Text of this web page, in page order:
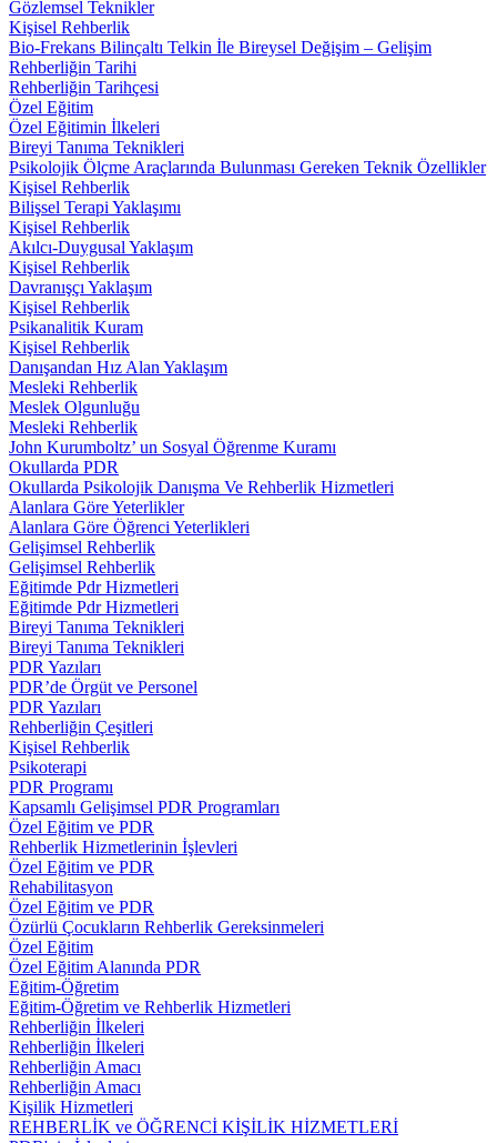
Gözlemsel Teknikler
Kişisel Rehberlik
Bio-Frekans Bilinçaltı Telkin İle Bireysel Değişim – Gelişim
Rehberliğin Tarihi
Rehberliğin Tarihçesi
Özel Eğitim
Özel Eğitimin İlkeleri
Bireyi Tanıma Teknikleri
Psikolojik Ölçme Araçlarında Bulunması Gereken Teknik Özellikler
Kişisel Rehberlik
Bilişsel Terapi Yaklaşımı
Kişisel Rehberlik
Akılcı-Duygusal Yaklaşım
Kişisel Rehberlik
Davranışçı Yaklaşım
Kişisel Rehberlik
Psikanalitik Kuram
Kişisel Rehberlik
Danışandan Hız Alan Yaklaşım
Mesleki Rehberlik
Meslek Olgunluğu
Mesleki Rehberlik
John Kurumboltz’ un Sosyal Öğrenme Kuramı
Okullarda PDR
Okullarda Psikolojik Danışma Ve Rehberlik Hizmetleri
Alanlara Göre Yeterlikler
Alanlara Göre Öğrenci Yeterlikleri
Gelişimsel Rehberlik
Gelişimsel Rehberlik
Eğitimde Pdr Hizmetleri
Eğitimde Pdr Hizmetleri
Bireyi Tanıma Teknikleri
Bireyi Tanıma Teknikleri
PDR Yazıları
PDR’de Örgüt ve Personel
PDR Yazıları
Rehberliğin Çeşitleri
Kişisel Rehberlik
Psikoterapi
PDR Programı
Kapsamlı Gelişimsel PDR Programları
Özel Eğitim ve PDR
Rehberlik Hizmetlerinin İşlevleri
Özel Eğitim ve PDR
Rehabilitasyon
Özel Eğitim ve PDR
Özürlü Çocukların Rehberlik Gereksinmeleri
Özel Eğitim
Özel Eğitim Alanında PDR
Eğitim-Öğretim
Eğitim-Öğretim ve Rehberlik Hizmetleri
Rehberliğin İlkeleri
Rehberliğin İlkeleri
Rehberliğin Amacı
Rehberliğin Amacı
Kişilik Hizmetleri
REHBERLİK ve ÖĞRENCİ KİŞİLİK HİZMETLERİ